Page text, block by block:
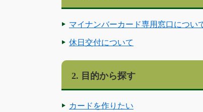
マイナンバーカード専用窓口につい
休日交付について
2. 目的から探す
カードを作りたい